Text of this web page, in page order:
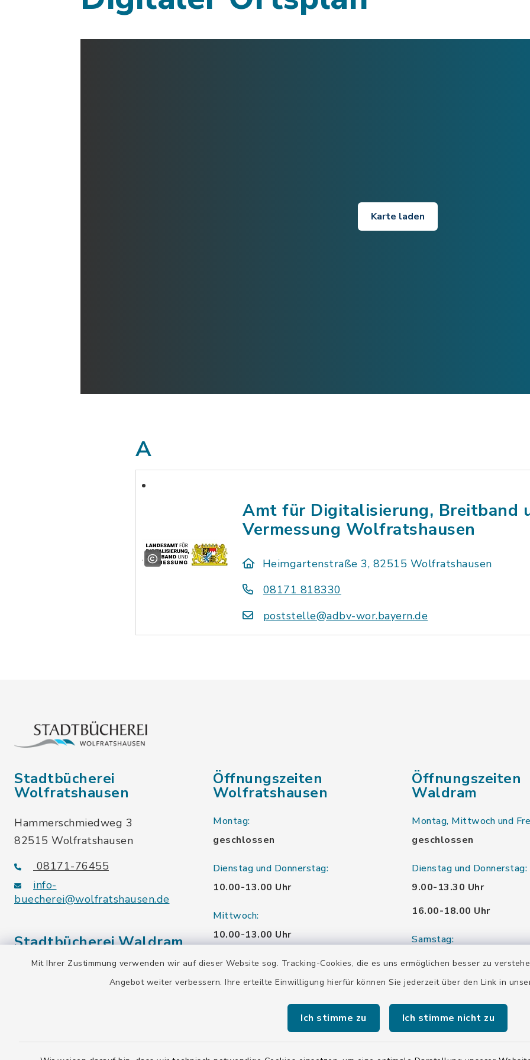
Mit Ihrer Zustimmung verwenden wir auf dieser Website sog. Tracking-Cookies, die es uns ermöglichen besser zu
Angebot weiter verbessern. Ihre erteilte Einwilligung hierfür können Sie jederzeit über den Link in
Ich stimme zu Ich stimme nicht zu
Karte laden
A
Amt für Digitalisierung, Breitband
Vermessung Wolfratshausen
Heimgartenstraße 3, 82515 Wolfratshausen
08171 818330
poststelle@adbv-wor.bayern.de
Stadtbücherei
Wolfratshausen
Hammerschmiedweg 3
82515 Wolfratshausen
08171-76455
info-
buecherei@wolfratshausen.de
Stadtbücherei Waldram
Kardinal-Wendel-Str. 96
82515 Wolfratshausen
Öffnungszeiten
Wolfratshausen
Montag:
geschlossen
Dienstag und Donnerstag:
10.00-13.00 Uhr
Mittwoch:
10.00-13.00 Uhr
15.00-19.00 Uhr
Freitag:
10.00-18.00 Uhr
Öffnungszeiten
Waldram
Montag, Mittwoch und
geschlossen
Dienstag und Donnerstag:
9.00-13.30 Uhr
16.00-18.00 Uhr
Samstag:
10.00-12.00 Uhr